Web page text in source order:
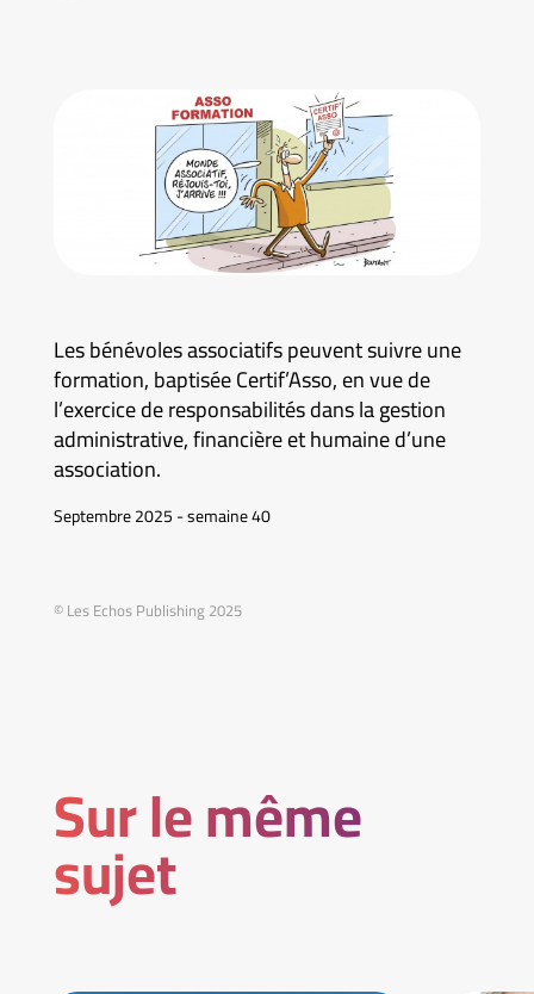
Les bénévoles associatifs peuvent suivre une
formation, baptisée Certif’Asso, en vue de
l’exercice de responsabilités dans la gestion
administrative, financière et humaine d’une
association.
Septembre 2025 - semaine 40
© Les Echos Publishing 2025
Sur le même
sujet